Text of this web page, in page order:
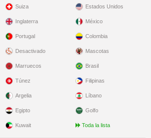
Suiza
Inglaterra
Portugal
Desactivado
Estados Unidos
México
Colombia
Mascotas
Marruecos
Túnez
Argelia
Egipto
Kuwait
Brasil
Filipinas
Líbano
Golfo
Toda la lista